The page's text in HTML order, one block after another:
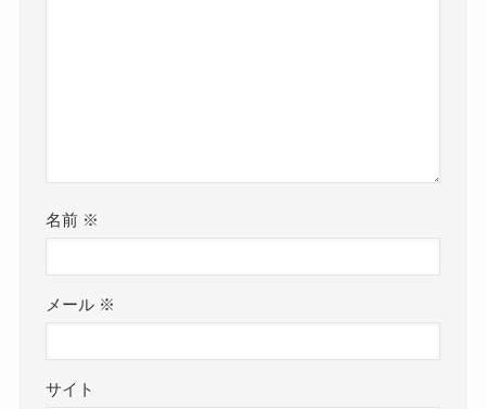
名前 ※
メール ※
サイト